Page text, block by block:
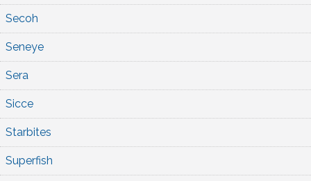
Secoh
Seneye
Sera
Sicce
Starbites
Superfish